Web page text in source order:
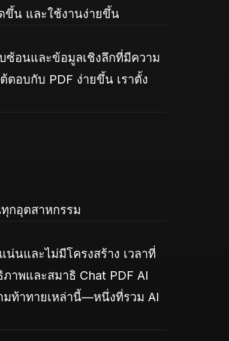
ขึ้น และใช้งานง่ายขึ้น
ซ้อนและข้อมูลเชิงลึกที่มีความ
อบกับ PDF ง่ายขึ้น เราตั้ง
กอุตสาหกรรม
น่นและไม่มีโครงสร้าง เวลาที่
าพและสมาธิ Chat PDF AI
มท้าทายเหล่านี้—หนึ่งที่รวม AI